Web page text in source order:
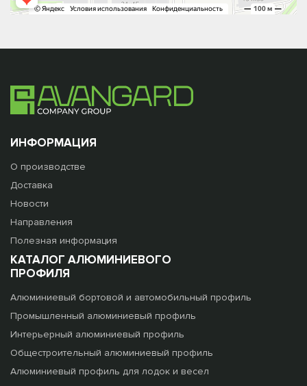
ИНФОРМАЦИЯ
О производстве
Доставка
Новости
Направления
Полезная информация
КАТАЛОГ АЛЮМИНИЕВОГО
ПРОФИЛЯ
Алюминиевый бортовой и автомобильный профиль
Промышленный алюминиевый профиль
Интерьерный алюминиевый профиль
Общестроительный алюминиевый профиль
Алюминиевый профиль для лодок и весел